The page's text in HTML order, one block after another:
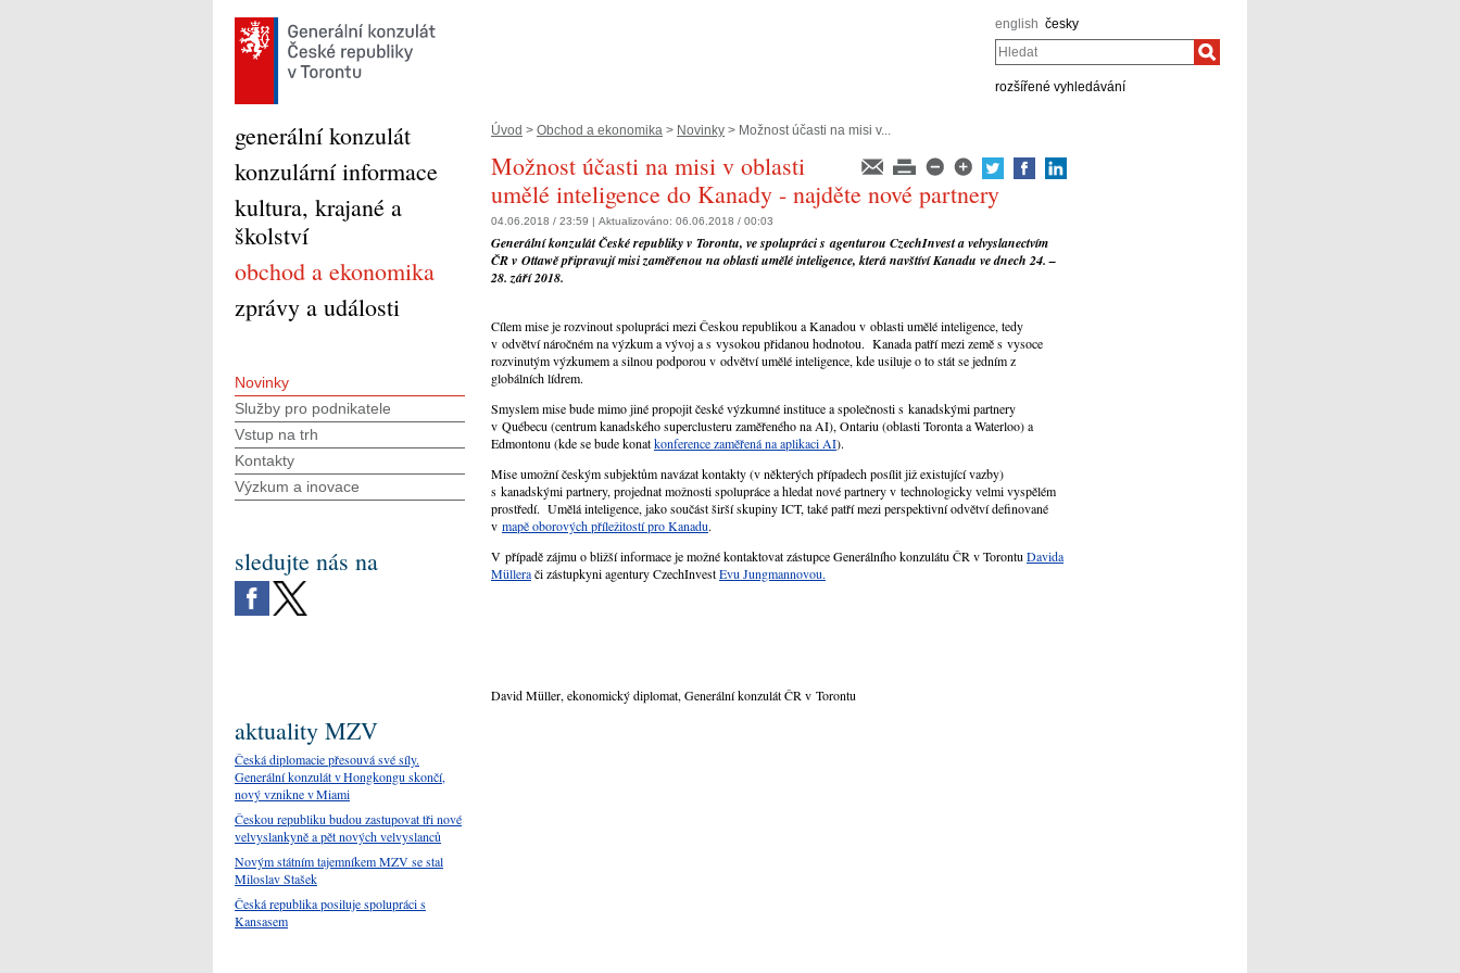
english česky
Hledat
rozšířené vyhledávání
Úvod > Obchod a ekonomika > Novinky > Možnost účasti na misi v...
Možnost účasti na misi v oblasti
umělé inteligence do Kanady - najděte nové partnery
04.06.2018 / 23:59 | Aktualizováno: 06.06.2018 / 00:03
Generální konzulát České republiky v Torontu, ve spolupráci s agenturou CzechInvest a velvyslanectvím
ČR v Ottawě připravují misi zaměřenou na oblasti umělé inteligence, která navštíví Kanadu ve dnech 24. –
28. září 2018.
Cílem mise je rozvinout spolupráci mezi Českou republikou a Kanadou v oblasti umělé inteligence, tedy
v odvětví náročném na výzkum a vývoj a s vysokou přidanou hodnotou. Kanada patří mezi země s vysoce
rozvinutým výzkumem a silnou podporou v odvětví umělé inteligence, kde usiluje o to stát se jedním z
globálních lídrem.
Smyslem mise bude mimo jiné propojit české výzkumné instituce a společnosti s kanadskými partnery
v Québecu (centrum kanadského superclusteru zaměřeného na AI), Ontariu (oblasti Toronta a Waterloo) a
Edmontonu (kde se bude konatkonference zaměřená na aplikaci AI).
Mise umožní českým subjektům navázat kontakty (v některých případech posílit již existující vazby)
s kanadskými partnery, projednat možnosti spolupráce a hledat nové partnery v technologicky velmi vyspělém
prostředí. Umělá inteligence, jako součást širší skupiny ICT, také patří mezi perspektivní odvětví definované
v mapě oborových příležitostí pro Kanadu.
V případě zájmu o bližší informace je možné kontaktovat zástupce Generálního konzulátu ČR v TorontuDavida
Müllerači zástupkyni agentury CzechInvestEvu Jungmannovou.
David Müller, ekonomický diplomat, Generální konzulát ČR v Torontu
generální konzulát
konzulární informace
kultura, krajané a
školství
obchod a ekonomika
zprávy a události
Novinky
Služby pro podnikatele
Vstup na trh
Kontakty
Výzkum a inovace
sledujte nás na
aktuality MZV
Česká diplomacie přesouvá své síly.
Generální konzulát v Hongkongu skončí,
nový vznikne v Miami
Českou republiku budou zastupovat tři nové
velvyslankyně a pět nových velvyslanců
Novým státním tajemníkem MZV se stal
Miloslav Stašek
Česká republika posiluje spolupráci s
Kansasem